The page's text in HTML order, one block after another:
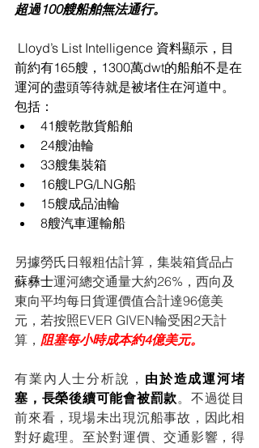
超過100艘船舶無法通行。
前約有165艘，1300萬dwt的船舶不是在
運河的盡頭等待就是被堵住在河道中。
包括：
41艘乾散貨船舶
24艘油輪
33艘集裝箱
16艘LPG/LNG船
15艘成品油輪
8艘汽車運輸船
另據勞氏日報粗估計算，集裝箱貨品占
蘇彝士運河總交通量大約26%，西向及
東向平均每日貨運價值合計達96億美
元，若按照EVER GIVEN輪受困2天計
算， 阻塞每小時成本約4億美元。
有業內人士分析說， 由於造成運河堵
塞，長榮後續可能會被罰款。不過從目
前來看，現場未出現沉船事故，因此相
對好處理。至於對運價、交通影響，得